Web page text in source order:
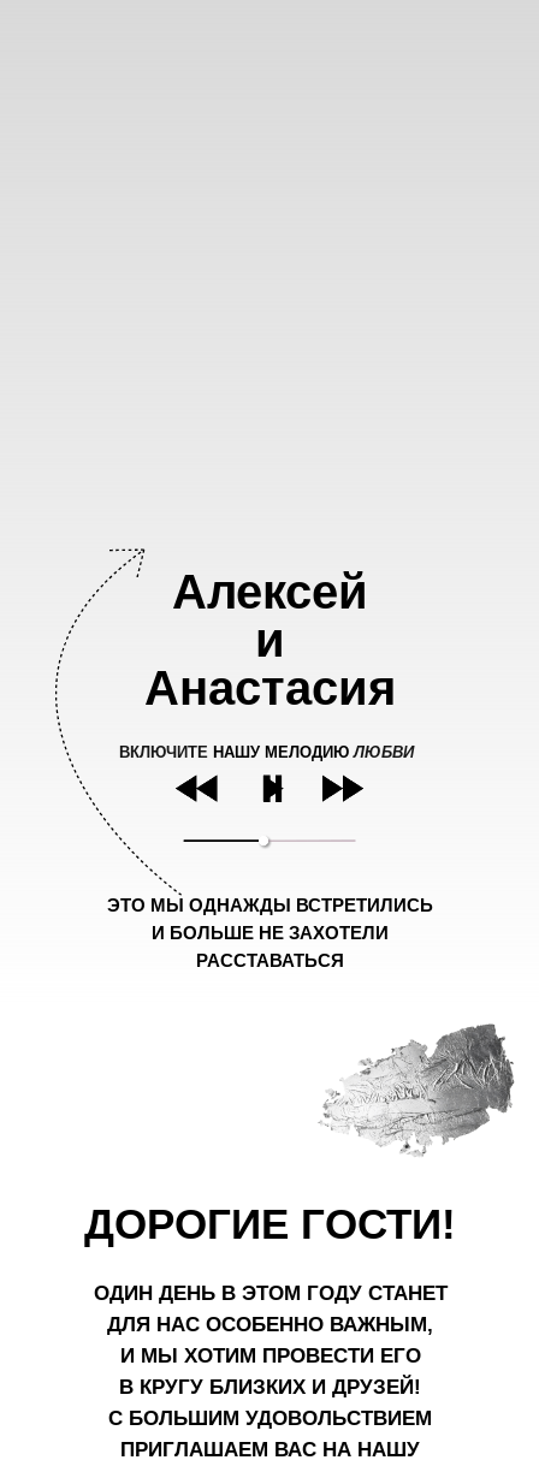
Алексей
и
Анастасия
ЭТО МЫ ОДНАЖДЫ ВСТРЕТИЛИСЬ
И БОЛЬШЕ НЕ ЗАХОТЕЛИ
РАССТАВАТЬСЯ
ВКЛЮЧИТЕНАШУ МЕЛОДИЮЛЮБВИ
ОДИН ДЕНЬ В ЭТОМ ГОДУ СТАНЕТ
ДЛЯ НАС ОСОБЕННО ВАЖНЫМ,
И МЫ ХОТИМ ПРОВЕСТИ ЕГО
В КРУГУ БЛИЗКИХ И ДРУЗЕЙ!
С БОЛЬШИМ УДОВОЛЬСТВИЕМ
ПРИГЛАШАЕМ ВАС НА НАШУ
ДОРОГИЕ ГОСТИ!